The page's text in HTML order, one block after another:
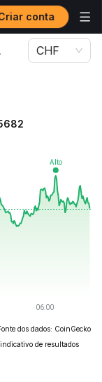
conta
MAVIA
CHF
dos dados: CoinGecko
de resultados